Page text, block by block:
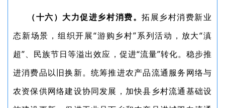
（十六）大力促进乡村消费。拓展乡村消费新业
态新场景，组织开展“游购乡村”系列活动，放大“滇
超”、民族节日等溢出效应，促进“流量”转化。稳步推
进消费品以旧换新。统筹推进农产品流通服务网络与
农资保供网络建设协同发展，加快县乡村流通基础设